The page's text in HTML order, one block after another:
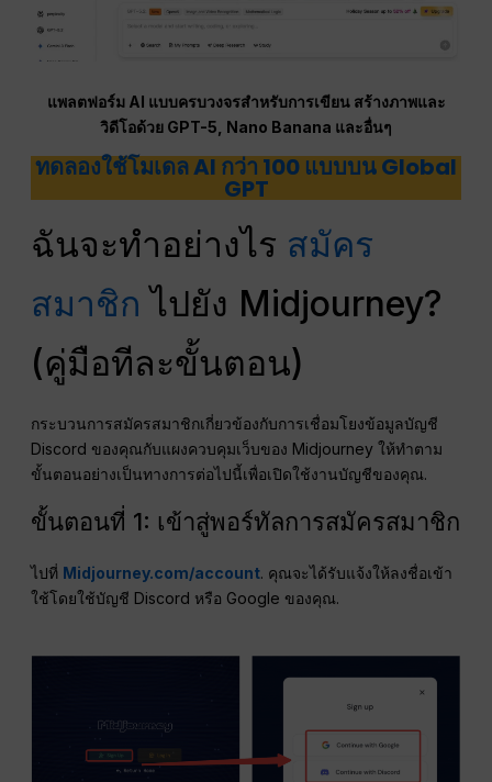
แพลตฟอร์ม AI แบบครบวงจรสำหรับการเขียน สร้างภาพและ
วิดีโอด้วย GPT-5, Nano Banana และอื่นๆ
ทดลองใช้โมเดล AI กว่า 100 แบบบน Global
GPT
ฉันจะทำอย่างไร สมัคร
สมาชิกไปยัง Midjourney?
(คู่มือทีละขั้นตอน)
กระบวนการสมัครสมาชิกเกี่ยวข้องกับการเชื่อมโยงข้อมูลบัญชี
Discord ของคุณกับแผงควบคุมเว็บของ Midjourney ให้ทำตาม
ขั้นตอนอย่างเป็นทางการต่อไปนี้เพื่อเปิดใช้งานบัญชีของคุณ.
ขั้นตอนที่ 1: เข้าสู่พอร์ทัลการสมัครสมาชิก
ไปที่ Midjourney.com/account. คุณจะได้รับแจ้งให้ลงชื่อเข้า
ใช้โดยใช้บัญชี Discord หรือ Google ของคุณ.